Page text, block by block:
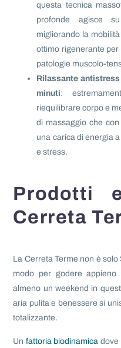
questa tecnica
profonde agisce
migliorando la
ottimo rigenerante per
patologie muscolo-
Rilassante antistress
minuti:
riequilibrare corpo e
di massaggio che
una carica di energia
e stress.
Prodotti
Cerreta
La Cerreta Terme non è
modo per godere
almeno un weekend in
aria pulita e benessere si
totalizzante.
Un fattoria biodinamica dove